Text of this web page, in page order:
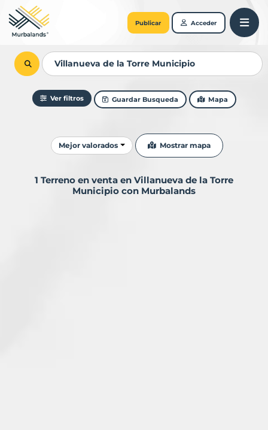
Publicar Acceder
Ver filtros Guardar Busqueda Mapa
Ordenar resultados
Mejor valorados Mostrar mapa
1 Terreno en venta en Villanueva de la Torre
Municipio con Murbalands